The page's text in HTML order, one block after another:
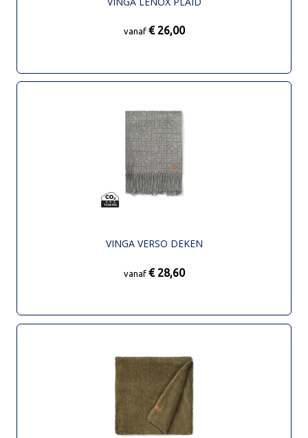
vanaf € 26,00
VINGA VERSO DEKEN
vanaf € 28,60